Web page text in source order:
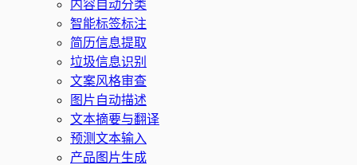
内容自动分类
智能标签标注
简历信息提取
垃圾信息识别
文案风格审查
图片自动描述
文本摘要与翻译
预测文本输入
产品图片生成